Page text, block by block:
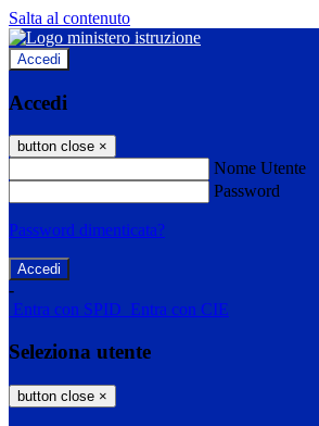
Salta al contenuto
Accedi
Accedi
button close ×
Nome Utente
Password
Password dimenticata?
-
Entra con SPID Entra con CIE
Seleziona utente
button close ×